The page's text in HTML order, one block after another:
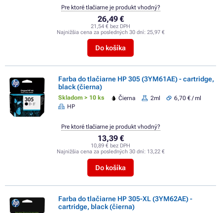
26,49 €
21,54 € bez DPH
Najnižšia cena za posledných 30 dní: 25,97 €
Do košíka
Pre ktoré tlačiarne je produkt vhodný?
Farba do tlačiarne HP 305 (3YM61AE) - cartridge,
black (čierna)
Skladom > 10 ks Čierna 2ml
6,70 € / ml
HP
13,39 €
10,89 € bez DPH
Najnižšia cena za posledných 30 dní: 13,22 €
Do košíka
Pre ktoré tlačiarne je produkt vhodný?
Farba do tlačiarne HP 305-XL (3YM62AE) -
cartridge, black (čierna)